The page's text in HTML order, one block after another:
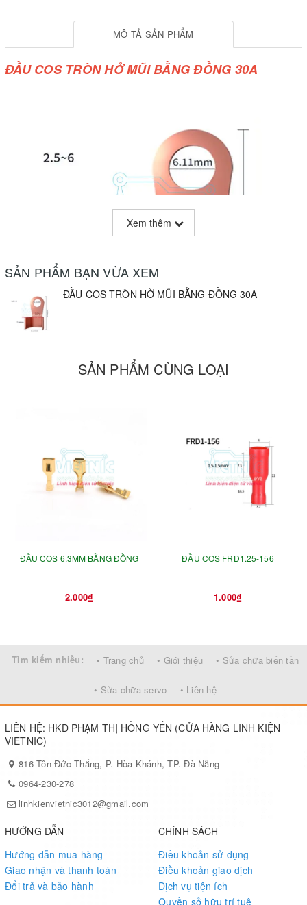
MÔ TẢ SẢN PHẨM
ĐẦU COS TRÒN HỞ MŨI BẰNG ĐỒNG 30A
Xem thêm
SẢN PHẨM BẠN VỪA XEM
ĐẦU COS TRÒN HỞ MŨI BẰNG ĐỒNG 30A
SẢN PHẨM CÙNG LOẠI
ĐẦU COS 6.3MM BẰNG ĐỒNG
2.000₫
ĐẦU COS FRD1.25-156
1.000₫
Tìm kiếm nhiều: • Trang chủ • Giới thiệu • Sửa chữa biến tần
• Sửa chữa servo • Liên hệ
LIÊN HỆ: HKD PHẠM THỊ HỒNG YẾN (CỬA HÀNG LINH KIỆN
VIETNIC)
816 Tôn Đức Thắng, P. Hòa Khánh, TP. Đà Nẵng
0964-230-278
linhkienvietnic3012@gmail.com
HƯỚNG DẪN
Hướng dẫn mua hàng
Giao nhận và thanh toán
Đổi trả và bảo hành
CHÍNH SÁCH
Điều khoản sử dụng
Điều khoản giao dịch
Dịch vụ tiện ích
Quyền sở hữu trí tuệ